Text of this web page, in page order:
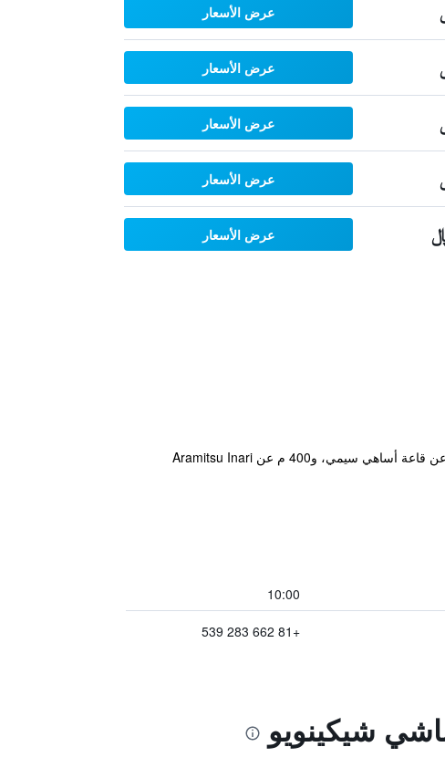
عرض الأسعار
عرض الأسعار
عرض الأسعار
عرض الأسعار
عرض الأسعار
يتمتع مكان إقامة "Sanco Inn Osaka Yodoyabashi" بموقع جيد في حي تشو في أوساكا حيث يبعد مسافة 100 م عن قاعة أساهي سيمي، و400 م عن Aramitsu Inari
10:00
+81 662 283 539
شيكينويو